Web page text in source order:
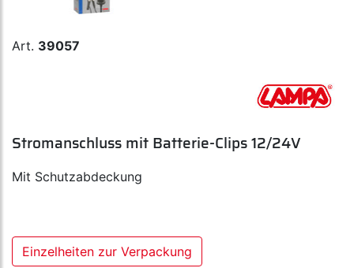
Art. 39057
Stromanschluss mit Batterie-Clips 12/24V
Mit Schutzabdeckung
Einzelheiten zur Verpackung